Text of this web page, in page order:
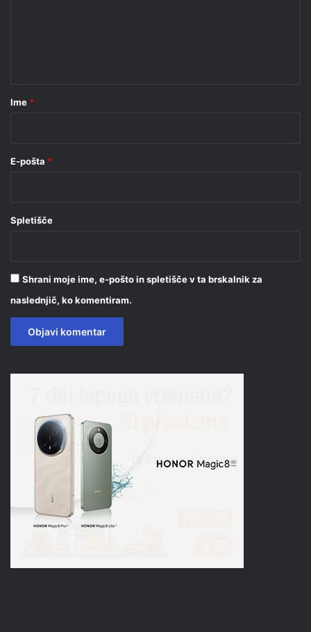
rIme *
E-pošta *
Spletišče
Shrani moje ime, e-pošto in spletišče v ta brskalnik za
naslednjič, ko komentiram.